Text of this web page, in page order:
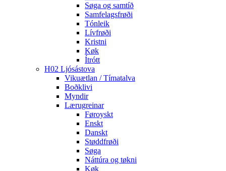
Søga og samtíð
Samfelagsfrøði
Tónleik
Lívfrøði
Kristni
Køk
Ítrótt
H02 Ljósástova
Vikuætlan / Tímatalva
Boðklivi
Myndir
Lærugreinar
Føroyskt
Enskt
Danskt
Støddfrøði
Søga
Náttúra og tøkni
Køk